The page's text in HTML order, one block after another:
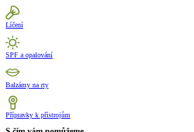
Líčení
SPF a opalování
Balzámy na rty
Přípravky k přístrojům